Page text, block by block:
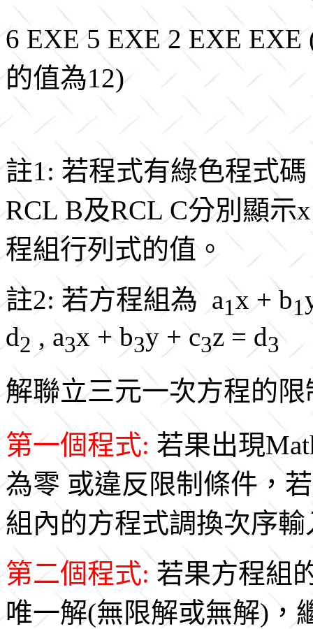
6 EXE 5 EXE 2 EXE
的值為12)
註1: 若程式有綠色程式
RCL B及RCL C分別顯示
程組行列式的值。
註2: 若方程組為 a1x + b1
d2 , a3x + b3y + c3z = d3
解聯立三元一次方程的
第一個程式: 若果出現
為零 或違反限制條件，
組內的方程式調換次序輸
第二個程式: 若果方程組
唯一解(無限解或無解)，